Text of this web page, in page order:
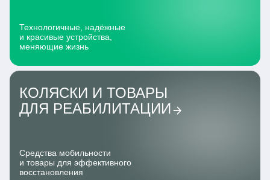
Технологичные, надёжные
и красивые устройства,
меняющие жизнь
КОЛЯСКИ И ТОВАРЫ
ДЛЯ РЕАБИЛИТАЦИИ
Средства мобильности
и товары для эффективного
восстановления